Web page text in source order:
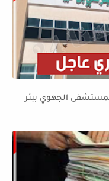
الجهوي ببئر